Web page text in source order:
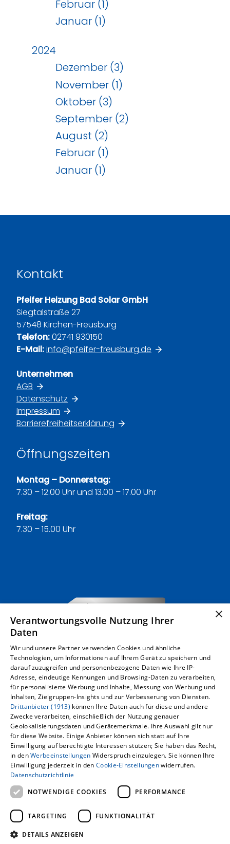
Februar (1)
Januar (1)
2024
Dezember (3)
November (1)
Oktober (3)
September (2)
August (2)
Februar (1)
Januar (1)
Kontakt
Pfeifer Heizung Bad Solar GmbH
Siegtalstraße 27
57548 Kirchen-Freusburg
Telefon:02741 930150
E-Mail:info@pfeifer-freusburg.de
Unternehmen
AGB
Datenschutz
Impressum
Barrierefreiheitserklärung
Öffnungszeiten
Montag – Donnerstag:
7.30 – 12.00 Uhr und 13.00 – 17.00 Uhr
Freitag:
7.30 – 15.00 Uhr
Um externe HTML-Inhalte anzuzeigen,
benötigen wir Ihre Einwilligung.
Weitere Informationen finden Sie in unserer
Datenschutzerklärung.
COOKIE-EINSTELLUNGEN ÖFFNEN
×
Verantwortungsvolle Nutzung Ihrer
Daten
Wir und unsere Partner verwenden Cookies und ähnliche
Technologien, um Informationen auf Ihrem Gerät zu speichern und
darauf zuzugreifen und personenbezogene Daten wie Ihre IP-
Adresse, eindeutige Kennungen und Browsing-Daten zu verarbeiten,
für personalisierte Werbung und Inhalte, Messung von Werbung und
Inhalten, Zielgruppen-Insights und zur Verbesserung von Diensten.
Drittanbieter (1913) können Ihre Daten auch für diese und andere
Zwecke verarbeiten, einschließlich der Nutzung genauer
Geolokalisierungsdaten und Gerätemerkmale. Ihre Auswahl gilt nur
für diese Website. Einige Anbieter können sich statt auf Ihre
Einwilligung auf berechtigte Interessen stützen; Sie haben das Recht,
in denWerbeeinstellungen Widerspruch einzulegen. Sie können Ihre
Einwilligung jederzeit in denCookie-Einstellungenwiderrufen.
Datenschutzrichtlinie
NOTWENDIGE COOKIES
PERFORMANCE
TARGETING FUNKTIONALITÄT
DETAILS ANZEIGEN